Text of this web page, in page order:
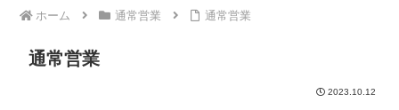
ホーム 通常営業 通常営業
通常営業
2023.10.12